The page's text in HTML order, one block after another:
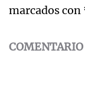
marcados con
COMENTARIO